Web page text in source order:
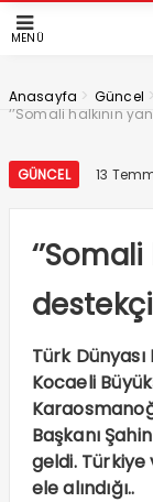
MENÜ
Anasayfa > Güncel >
‘’Somali halkının
GÜNCEL 13
Türk
Kocaeli
Başkanı
geldi.
ele alındığı..